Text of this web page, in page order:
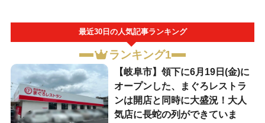
最近30日の人気記事ランキング
ランキング1
【岐阜市】領下に6月19日(金)に
オープンした、まぐろレストラ
ンは開店と同時に大盛況！大人
気店に長蛇の列ができていま